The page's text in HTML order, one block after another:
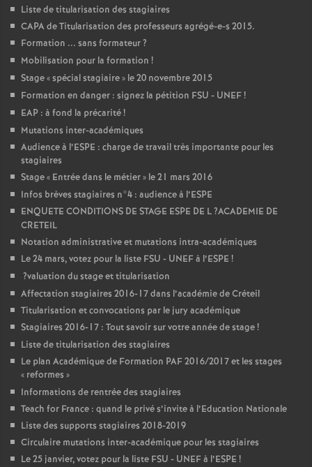
Liste de titularisation des stagiaires
CAPAde Titularisation des professeurs agrégé-e-s 2015.
Formation ... sans formateur?
Mobilisation pour la formation !
Stage «spécial stagiaire» le 20 novembre 2015
Formation en danger : signez la pétition FSU - UNEF!
EAP : à fond la précarité!
Mutations inter-académiques
Audience à l’ESPE : charge de travail très importante pour les
stagiaires
Stage « Entrée dans le métier» le 21 mars 2016
Infos brèves stagiaires n°4 : audience à l’ESPE
ENQUETE CONDITIONS DE STAGE ESPE DE L?ACADEMIE DE
CRETEIL
Notation administrative et mutations intra-académiques
Le 24 mars, votez pour la liste FSU - UNEFà l’ESPE !
?valuation du stage et titularisation
Affectation stagiaires 2016-17 dans l’académie de Créteil
Titularisation et convocations par le jury académique
Stagiaires 2016-17 : Tout savoir sur votre année de stage!
Liste de titularisation des stagiaires
Le plan Académique de Formation PAF2016/2017 et les stages
« reformes »
Informations de rentrée des stagiaires
Teach for France : quand le privé s’invite à l’Education Nationale
Liste des supports stagiaires 2018-2019
Circulaire mutations inter-académique pour les stagiaires
Le 25 janvier, votez pour la liste FSU - UNEFà l’ESPE !